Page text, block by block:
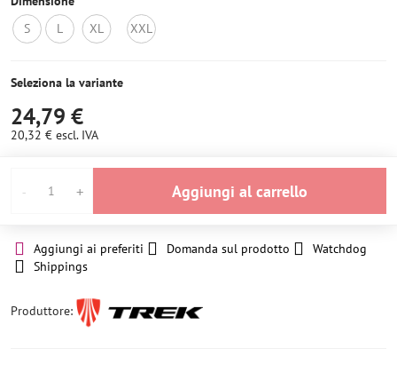
S
L
XL
XXL
Seleziona la variante
24,79 €
20,32 € escl. IVA
Aggiungi al carrello
Aggiungi ai preferiti Domanda sul prodotto
Watchdog
Shippings
Produttore: